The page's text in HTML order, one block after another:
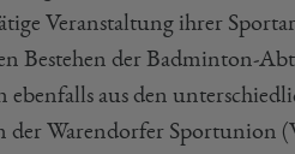
Veranstaltung ihrer
Bestehen der Badminton-
ebenfalls aus den
der Warendorfer Sportunion